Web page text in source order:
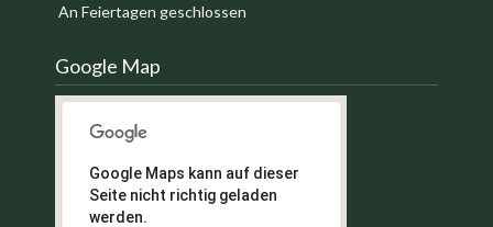
An Feiertagen geschlossen
Google Map
Google Maps kann auf dieser
Seite nicht richtig geladen
werden.